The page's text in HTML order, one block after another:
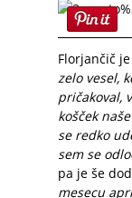
Florjančič
zelo vesel,
pričakoval,
košček
se redko
sem se
pa je še
mesecu